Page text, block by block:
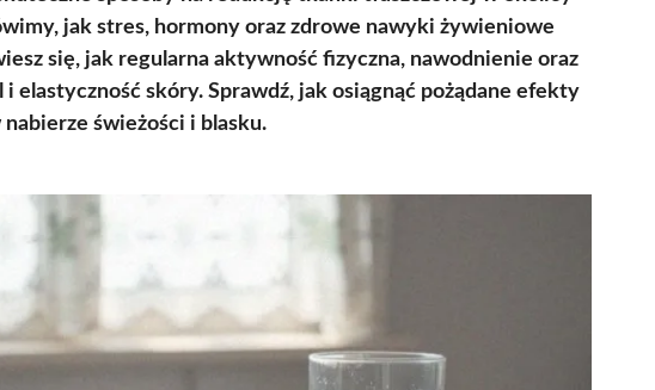
jak stres, hormony oraz zdrowe nawyki żywieniowe
się, jak regularna aktywność fizyczna, nawodnienie oraz
elastyczność skóry. Sprawdź, jak osiągnąć pożądane efekty
świeżości i blasku.